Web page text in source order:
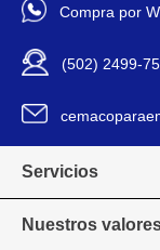
Compra por
(502) 2499-
Servicios
Nuestros